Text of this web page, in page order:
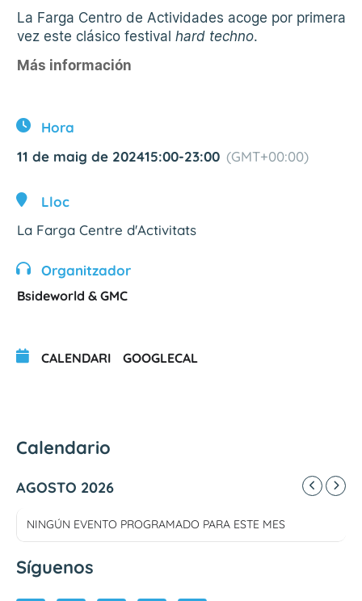
La Farga Centro de Actividades acoge por primera
vez este clásico festival hard techno.
Más información
Hora
11 de maig de 202415:00-23:00 (GMT+00:00)
Lloc
La Farga Centre d'Activitats
Organitzador
Bsideworld & GMC
CALENDARI GOOGLECAL
Calendario
AGOSTO 2026
NINGÚN EVENTO PROGRAMADO PARA ESTE MES
Síguenos